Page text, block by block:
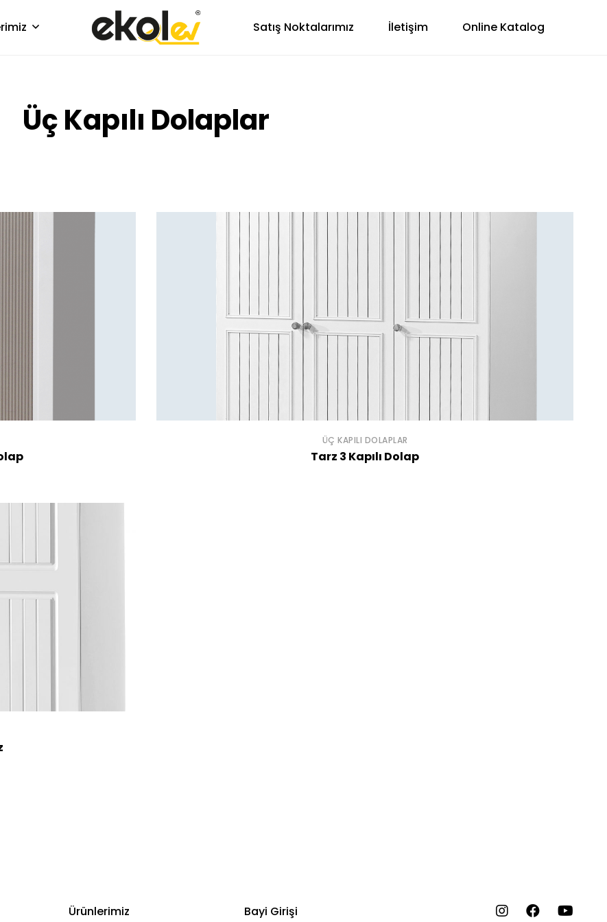
Satış Noktalarımız İletişim Online Katalog
Üç Kapılı Dolaplar
ÜÇ KAPILI DOLAPLAR
Tarz 3 Kapılı Dolap
Ürünlerimiz Bayi Girişi